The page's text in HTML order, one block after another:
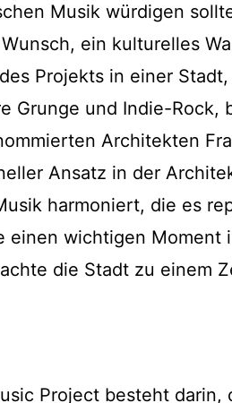
Musik würdigen
ein kulturelles
Projekts in einer
Grunge und Indie-Rock,
Architekten
Ansatz in der
harmoniert, die es
einen wichtigen Moment
die Stadt zu einem
Project besteht darin,